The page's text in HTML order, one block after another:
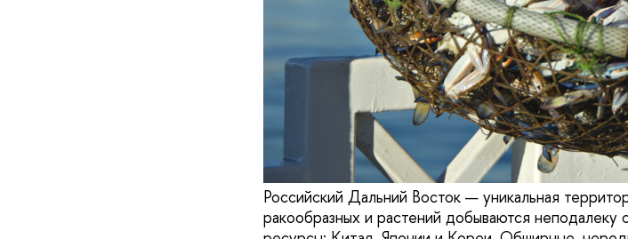
Российский Дальний Восток — уникальная
ракообразных и растений добываются